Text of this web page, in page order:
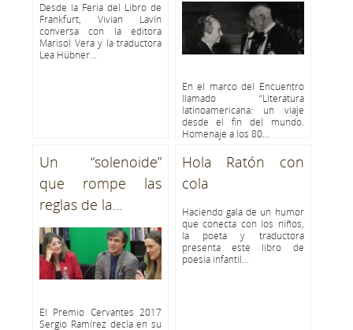
Desde la Feria del Libro de
Frankfurt, Vivian Lavín
conversa con la editora
Marisol Vera y la traductora
Lea Hübner...
En el marco del Encuentro
llamado “Literatura
latinoamericana: un viaje
desde el fin del mundo.
Homenaje a los 80...
Un “solenoide”
que rompe las
reglas de la...
El Premio Cervantes 2017
Sergio Ramírez decía en su
Hola Ratón con
cola
Haciendo gala de un humor
que conecta con los niños,
la poeta y traductora
presenta este libro de
poesía infantil...